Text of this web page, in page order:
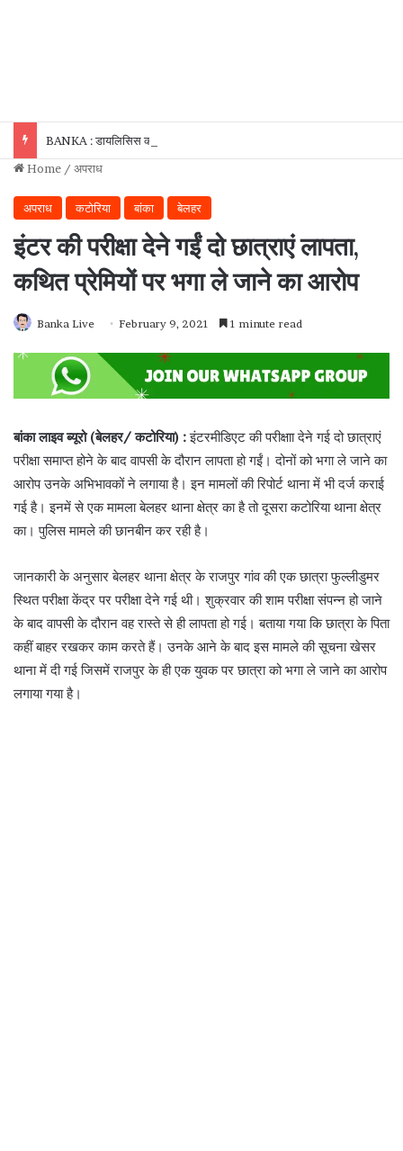
Home / अपराध
अपराध कटोरिया बांका बेलहर
इंटर की परीक्षा देने गईं दो छात्राएं लापता,
कथित प्रेमियों पर भगा ले जाने का आरोप
Banka Live February 9, 2021 1 minute read
बांका लाइव ब्यूरो (बेलहर/ कटोरिया) :इंटरमीडिएट की परीक्षाा देने गई दो छात्राएं
परीक्षा समाप्त होने के बाद वापसी के दौरान लापता हो गईं। दोनों को भगा ले जाने का
आरोप उनके अभिभावकों ने लगाया है। इन मामलों की रिपोर्ट थाना में भी दर्ज कराई
गई है। इनमें से एक मामला बेलहर थाना क्षेत्र का है तो दूसरा कटोरिया थाना क्षेत्र
का। पुलिस मामले की छानबीन कर रही है।
जानकारी के अनुसार बेलहर थाना क्षेत्र के राजपुर गांव की एक छात्रा फुल्लीडुमर
स्थित परीक्षा केंद्र पर परीक्षा देने गई थी। शुक्रवार की शाम परीक्षा संपन्न हो जाने
के बाद वापसी के दौरान वह रास्ते से ही लापता हो गई। बताया गया कि छात्रा के पिता
कहीं बाहर रखकर काम करते हैं। उनके आने के बाद इस मामले की सूचना खेसर
थाना में दी गई जिसमें राजपुर के ही एक युवक पर छात्रा को भगा ले जाने का आरोप
लगाया गया है।